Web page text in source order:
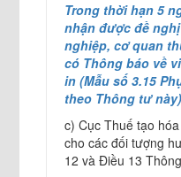
Trong thời hạn 5
nhận được đề
nghiệp, cơ quan
có Thông báo về
in (Mẫu số 3.15
theo Thông tư
c) Cục Thuế tạo
cho các đối tượng
12 và Điều 13